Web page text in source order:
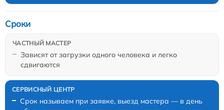
Зависят от загрузки одного человека и легко
сдвигаются
Сроки
Срок называем при заявке, выезд мастера — в день